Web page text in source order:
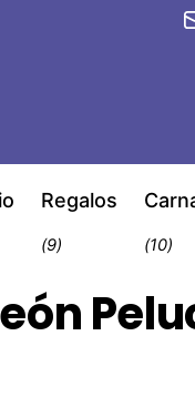
Regalos
(9) (10)